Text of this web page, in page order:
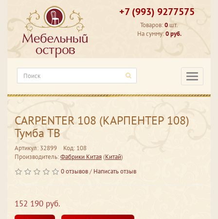
+7 (993) 9277575
Товаров:0 шт.
На сумму:0 руб.
CARPENTER 108 (КАРПЕНТЕР 108)
Тумба ТВ
Артикул: 32899
Код: 108
Производитель:Фабрики Китая(Китай)
0 отзывов/ Написать отзыв
152 190 руб.